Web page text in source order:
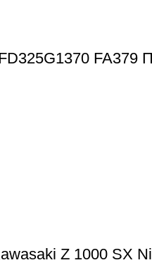
FA379
Z 1000 SX